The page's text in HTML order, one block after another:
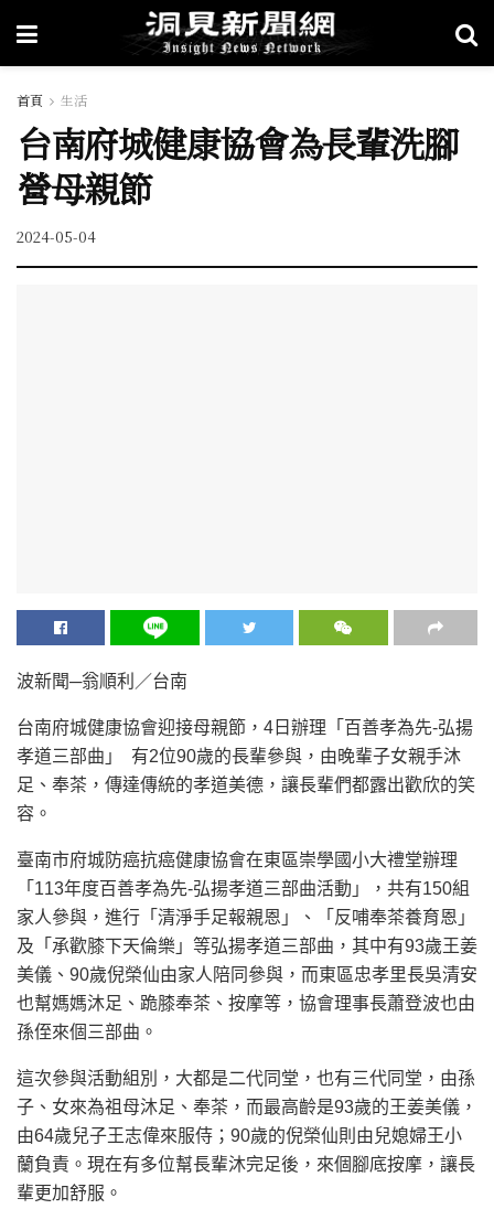
首頁 生活
台南府城健康協會為長輩洗腳
營母親節
2024-05-04
波新聞─翁順利／台南
台南府城健康協會迎接母親節，4日辦理「百善孝為先-弘揚
孝道三部曲」 有2位90歲的長輩參與，由晚輩子女親手沐
足、奉茶，傳達傳統的孝道美德，讓長輩們都露出歡欣的笑
容。
臺南市府城防癌抗癌健康協會在東區崇學國小大禮堂辦理
「113年度百善孝為先-弘揚孝道三部曲活動」，共有150組
家人參與，進行「清淨手足報親恩」、「反哺奉茶養育恩」
及「承歡膝下天倫樂」等弘揚孝道三部曲，其中有93歲王姜
美儀、90歲倪榮仙由家人陪同參與，而東區忠孝里長吳清安
也幫媽媽沐足、跪膝奉茶、按摩等，協會理事長蕭登波也由
孫侄來個三部曲。
這次參與活動組別，大都是二代同堂，也有三代同堂，由孫
子、女來為祖母沐足、奉茶，而最高齡是93歲的王姜美儀，
由64歲兒子王志偉來服侍；90歲的倪榮仙則由兒媳婦王小
蘭負責。現在有多位幫長輩沐完足後，來個腳底按摩，讓長
輩更加舒服。